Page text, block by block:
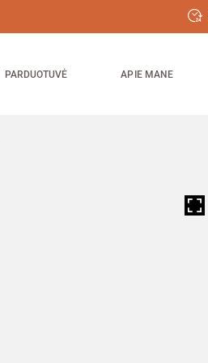
PARDUOTUVĖ APIE MANE